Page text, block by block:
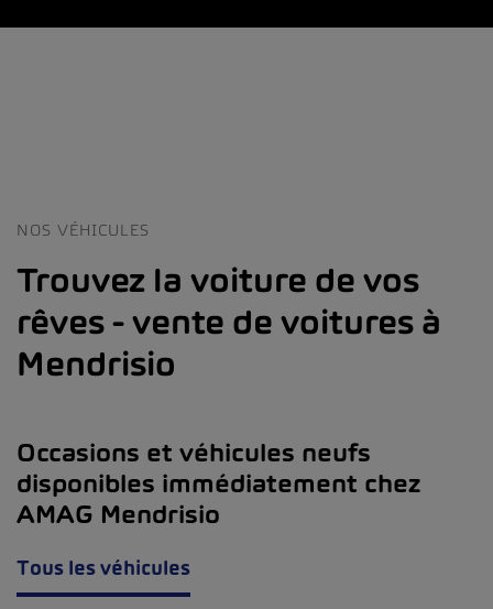
NOS VÉHICULES
Trouvez la voiture de vos
rêves - vente de voitures à
Mendrisio
Occasions et véhicules neufs
disponibles immédiatement chez
AMAG Mendrisio
Tous les véhicules